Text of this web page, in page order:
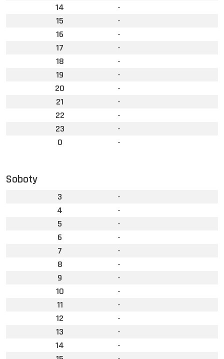
14
-
15
-
16
-
17
-
18
-
19
-
20
-
21
-
22
-
23
-
0
-
Soboty
3
-
4
-
5
-
6
-
7
-
8
-
9
-
10
-
11
-
12
-
13
-
14
-